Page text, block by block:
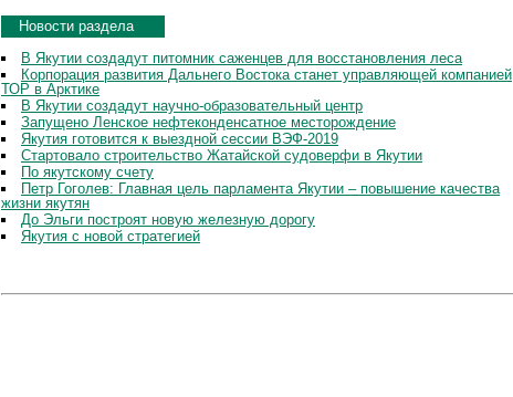
Новости раздела
В Якутии создадут питомник саженцев для восстановления леса
Корпорация развития Дальнего Востока станет управляющей компанией
ТОР в Арктике
В Якутии создадут научно-образовательный центр
Запущено Ленское нефтеконденсатное месторождение
Якутия готовится к выездной сессии ВЭФ-2019
Стартовало строительство Жатайской судоверфи в Якутии
По якутскому счету
Петр Гоголев: Главная цель парламента Якутии – повышение качества
жизни якутян
До Эльги построят новую железную дорогу
Якутия с новой стратегией